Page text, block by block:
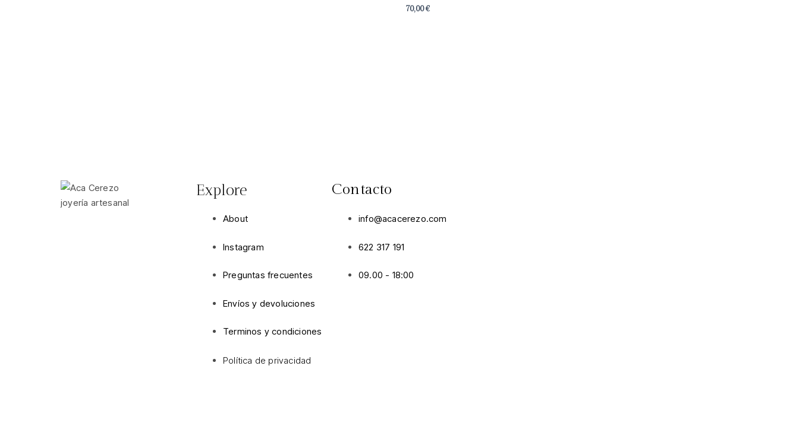
70,00€
Explore
About
Instagram
Preguntas frecuentes
Envíos y devoluciones
Terminos y condiciones
Política de privacidad
Contacto
info@acacerezo.com
622 317 191
09.00 - 18:00